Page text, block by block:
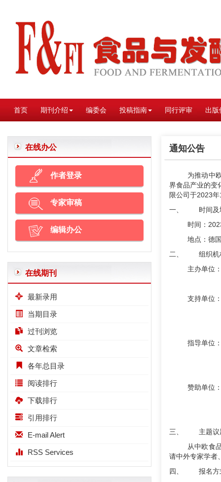
首页 期刊介绍 编委会 投稿指南 同行评审 出版
通知公告
为推动中
界食品产业的变
限公司于2023
一、 时间及
时间：
地点：德
二、 组织机
主办单位
支持单位
指导单位
赞助单位
三、 主题议
从中欧食
请中外专家学者
四、 报名方
在线办公
作者登录
专家审稿
编辑办公
在线期刊
最新录用
当期目录
过刊浏览
文章检索
各年总目录
阅读排行
下载排行
引用排行
E-mail Alert
RSS Services